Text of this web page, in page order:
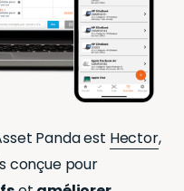
Panda est Hector,
conçue pour